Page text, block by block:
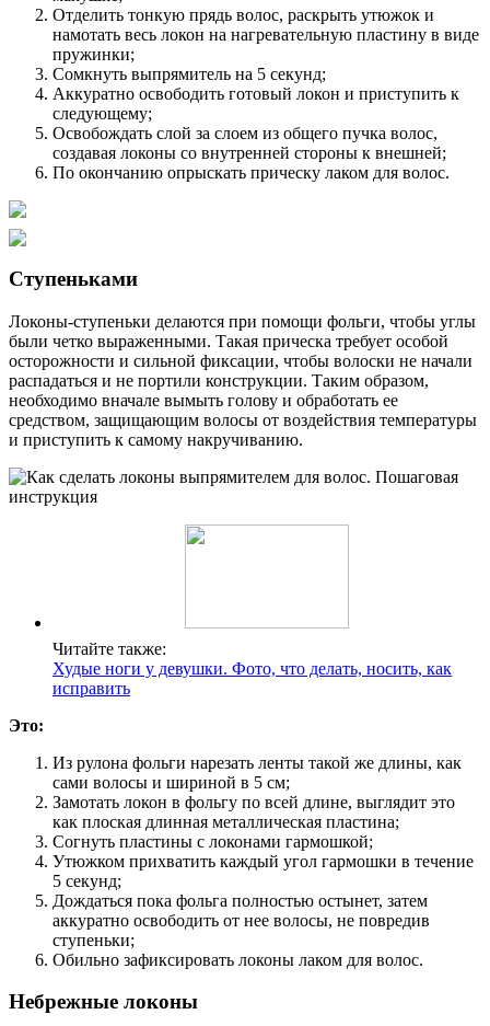
Отделить тонкую прядь волос, раскрыть утюжок и
намотать весь локон на нагревательную пластину в виде
пружинки;
Сомкнуть выпрямитель на 5 секунд;
Аккуратно освободить готовый локон и приступить к
следующему;
Освобождать слой за слоем из общего пучка волос,
создавая локоны со внутренней стороны к внешней;
По окончанию опрыскать прическу лаком для волос.
Ступеньками
Локоны-ступеньки делаются при помощи фольги, чтобы углы
были четко выраженными. Такая прическа требует особой
осторожности и сильной фиксации, чтобы волоски не начали
распадаться и не портили конструкции. Таким образом,
необходимо вначале вымыть голову и обработать ее
средством, защищающим волосы от воздействия температуры
и приступить к самому накручиванию.
Читайте также:
Худые ноги у девушки. Фото, что делать, носить, как
исправить
Это:
Из рулона фольги нарезать ленты такой же длины, как
сами волосы и шириной в 5 см;
Замотать локон в фольгу по всей длине, выглядит это
как плоская длинная металлическая пластина;
Согнуть пластины с локонами гармошкой;
Утюжком прихватить каждый угол гармошки в течение
5 секунд;
Дождаться пока фольга полностью остынет, затем
аккуратно освободить от нее волосы, не повредив
ступеньки;
Обильно зафиксировать локоны лаком для волос.
Небрежные локоны